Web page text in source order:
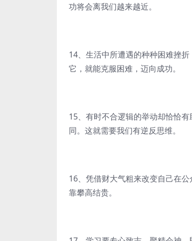
功将会离我们越来越近。
14、生活中所遭遇的种种困难挫
它，就能克服困难，迈向成功。
15、有时不合逻辑的举动却恰恰
同。这就需要我们有逆反思维。
16、凭借财大气粗来改变自己在
靠攀高结贵。